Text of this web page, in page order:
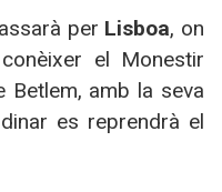
per Lisboa, on
el Monestir
amb la seva
es reprendrà el